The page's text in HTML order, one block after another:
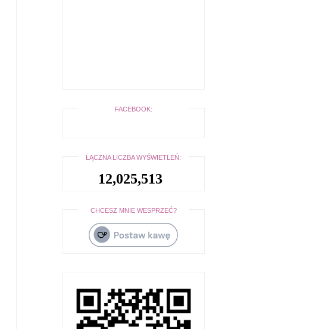
FACEBOOK:
ŁĄCZNA LICZBA WYŚWIETLEŃ:
12,025,513
CHCESZ MNIE WESPRZEĆ?